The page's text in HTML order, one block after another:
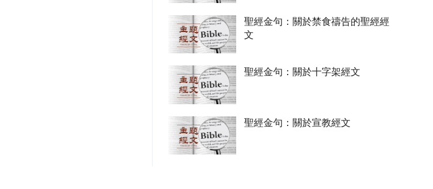
聖經金句：關於禁食禱告的聖經經
文
聖經金句：關於十字架經文
聖經金句：關於宣教經文